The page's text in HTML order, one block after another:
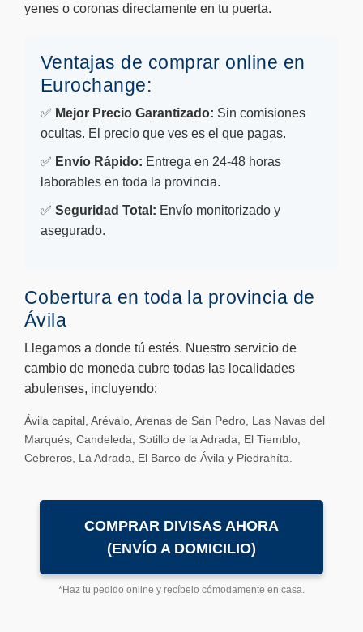
yenes o coronas directamente en tu puerta.
Ventajas de comprar online en
Eurochange:
✅ Mejor Precio Garantizado: Sin comisiones
ocultas. El precio que ves es el que pagas.
✅ Envío Rápido: Entrega en 24-48 horas
laborables en toda la provincia.
✅ Seguridad Total: Envío monitorizado y
asegurado.
Cobertura en toda la provincia de
Ávila
Llegamos a donde tú estés. Nuestro servicio de
cambio de moneda cubre todas las localidades
abulenses, incluyendo:
Ávila capital, Arévalo, Arenas de San Pedro, Las Navas del
Marqués, Candeleda, Sotillo de la Adrada, El Tiemblo,
Cebreros, La Adrada, El Barco de Ávila y Piedrahíta.
COMPRAR DIVISAS AHORA
(ENVÍO A DOMICILIO)
*Haz tu pedido online y recíbelo cómodamente en casa.